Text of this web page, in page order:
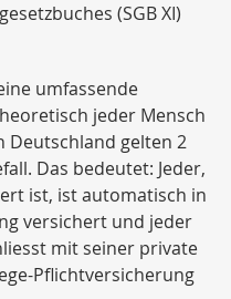
(SGB XI)
umfassende
jeder Mensch
Deutschland gelten 2
Das bedeutet: Jeder,
ist, ist automatisch in
versichert und jeder
mit seiner private
Pflichtversicherung